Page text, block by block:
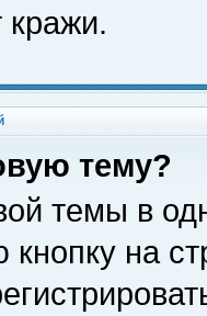
кражи.
тему?
темы в
кнопку на